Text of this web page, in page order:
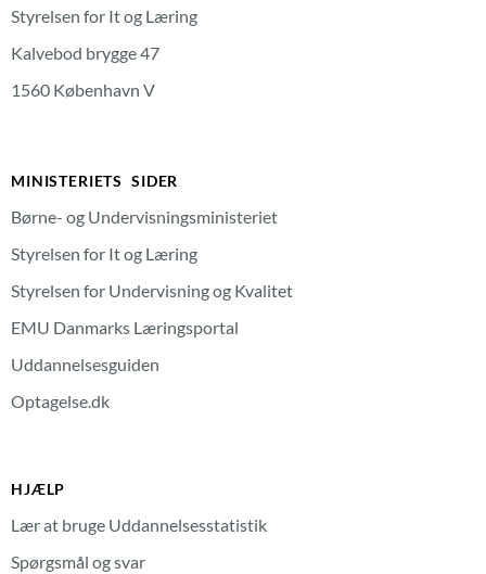
Styrelsen for It og Læring
Kalvebod brygge 47
1560 København V
MINISTERIETS SIDER
Børne- og Undervisningsministeriet
Styrelsen for It og Læring
Styrelsen for Undervisning og Kvalitet
EMU Danmarks Læringsportal
Uddannelsesguiden
Optagelse.dk
HJÆLP
Lær at bruge Uddannelsesstatistik
Spørgsmål og svar